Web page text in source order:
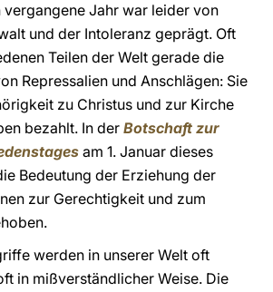
vergangene Jahr war leider von
und der Intoleranz geprägt. Oft
Teilen der Welt gerade die
Repressalien und Anschlägen: Sie
zu Christus und zur Kirche
bezahlt. In der Botschaft zur
am 1. Januar dieses
Bedeutung der Erziehung der
zur Gerechtigkeit und zum
werden in unserer Welt oft
in mißverständlicher Weise. Die